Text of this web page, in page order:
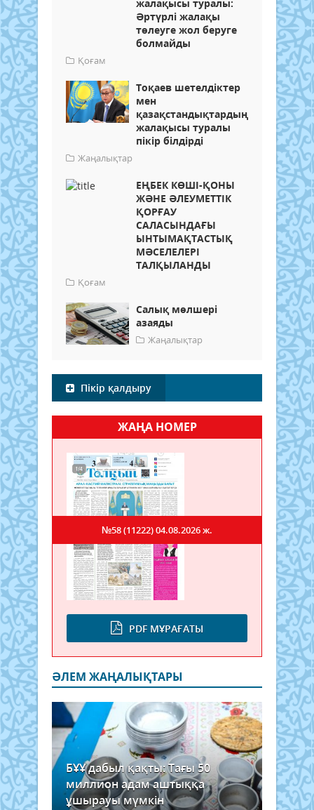
жалақысы туралы:
Әртүрлі жалақы
төлеуге жол беруге
болмайды
Қоғам
Тоқаев шетелдіктер
мен
қазақстандықтардың
жалақысы туралы
пікір білдірді
Жаңалықтар
ЕҢБЕК КӨШІ-ҚОНЫ
ЖӘНЕ ӘЛЕУМЕТТІК
ҚОРҒАУ
САЛАСЫНДАҒЫ
ЫНТЫМАҚТАСТЫҚ
МӘСЕЛЕЛЕРІ
ТАЛҚЫЛАНДЫ
Қоғам
Салық мөлшері
азаяды
Жаңалықтар
Пікір қалдыру
ЖАҢА НОМЕР
PDF МҰРАҒАТЫ
№58 (11222)04.08.2026 ж.
ӘЛЕМ ЖАҢАЛЫҚТАРЫ
БҰҰ дабыл қақты: Тағы 50
миллион адам аштыққа
ұшырауы мүмкін